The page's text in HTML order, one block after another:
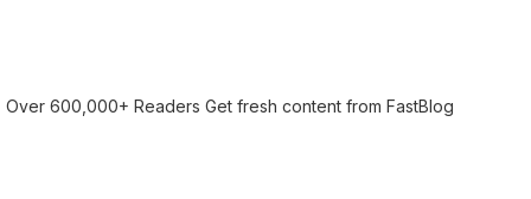
Over 600,000+ Readers Get fresh content from FastBlog